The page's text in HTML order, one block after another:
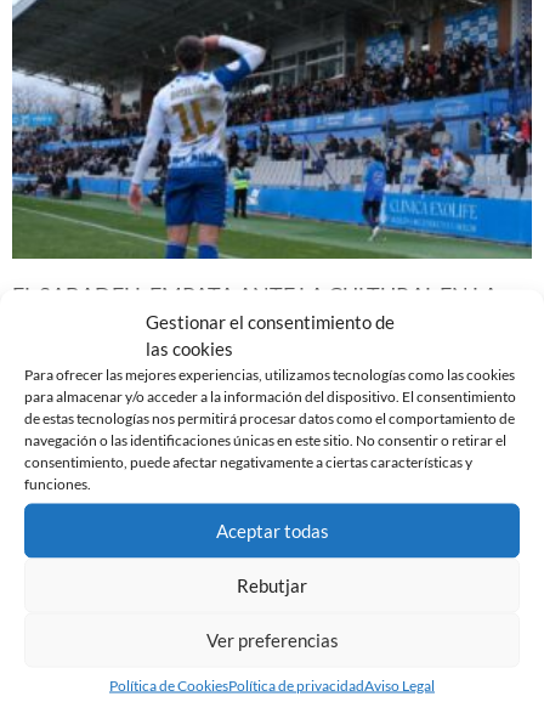
Gestionar el consentimiento de
las cookies
Para ofrecer las mejores experiencias, utilizamos tecnologías como las cookies
para almacenar y/o acceder a la información del dispositivo. El consentimiento
de estas tecnologías nos permitirá procesar datos como el comportamiento de
navegación o las identificaciones únicas en este sitio. No consentir o retirar el
consentimiento, puede afectar negativamente a ciertas características y
funciones.
Aceptar todas
Rebutjar
Ver preferencias
Política de CookiesPolítica de privacidadAviso Legal
EL SABADELL EMPATA ANTE LA CULTURAL EN LA
NOVA CREU ALTA
10 de marzo de 2024
Leer más »